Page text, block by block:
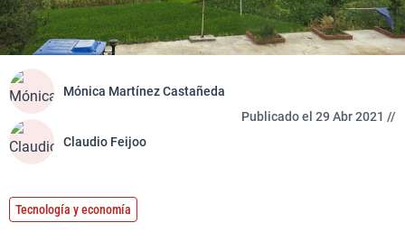
Mónica Martínez Castañeda
Claudio Feijoo
Publicado el 29 Abr 2021 //
Tecnología y economía